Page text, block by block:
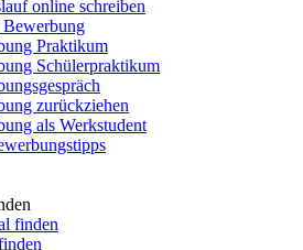
online schreiben
Praktikum
Schülerpraktikum
zurückziehen
als Werkstudent
finden